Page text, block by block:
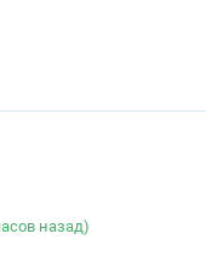
назад)